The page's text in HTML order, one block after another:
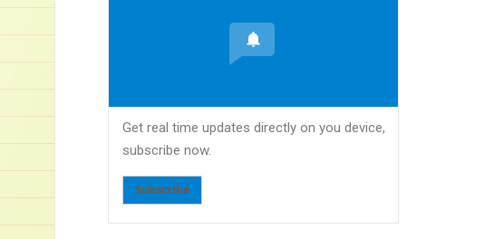
Get real time updates directly on you device,
subscribe now.
Subscribe